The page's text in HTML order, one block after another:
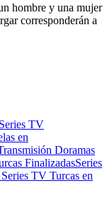
hombre y una mujer
corresponderán a
Series TV
en
Doramas
FinalizadasSeries
Series TV Turcas en